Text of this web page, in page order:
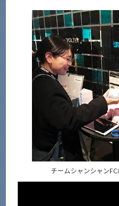
チームシャンシャン